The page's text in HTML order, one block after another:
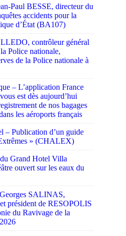
Paul BESSE, directeur du
accidents pour la
d’État (BA107)
contrôleur général
Police nationale,
de la Police nationale à
– L’application France
est dès aujourd’hui
de nos bagages
les aéroports français
– Publication d’un guide
» (CHALEX)
Grand Hotel Villa
ouvert sur les eaux du
SALINAS,
président de RESOPOLIS
du Ravivage de la